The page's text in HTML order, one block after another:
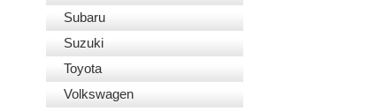
Subaru
Suzuki
Toyota
Volkswagen